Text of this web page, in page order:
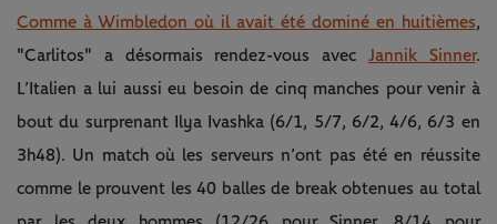
Comme à Wimbledon où il avait été dominé en huitièmes,
"Carlitos" a désormais rendez-vous avec Jannik Sinner.
L’Italien a lui aussi eu besoin de cinq manches pour venir à
bout du surprenant Ilya Ivashka (6/1, 5/7, 6/2, 4/6, 6/3 en
3h48). Un match où les serveurs n’ont pas été en réussite
comme le prouvent les 40 balles de break obtenues au total